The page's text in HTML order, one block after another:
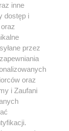
i
sposób (w
polu
w Internecie
lub
prawa, tzn.
i może być ścigane
inne
dostęp i
przez
oraz
i Zaufani